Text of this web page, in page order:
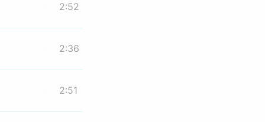
2:52
2:36
2:51